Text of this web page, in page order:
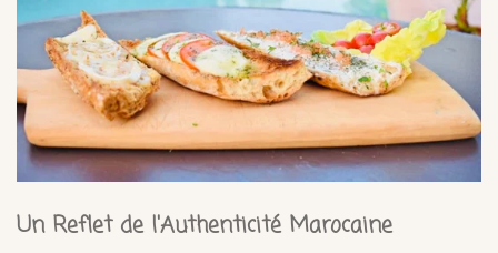
Un Reflet de l'Authenticité Marocaine